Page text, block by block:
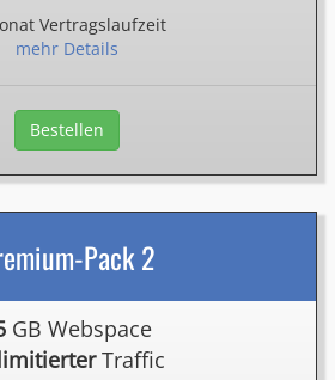
Vertragslaufzeit
mehr Details
Bestellen
Pack 2
GB Webspace
Traffic